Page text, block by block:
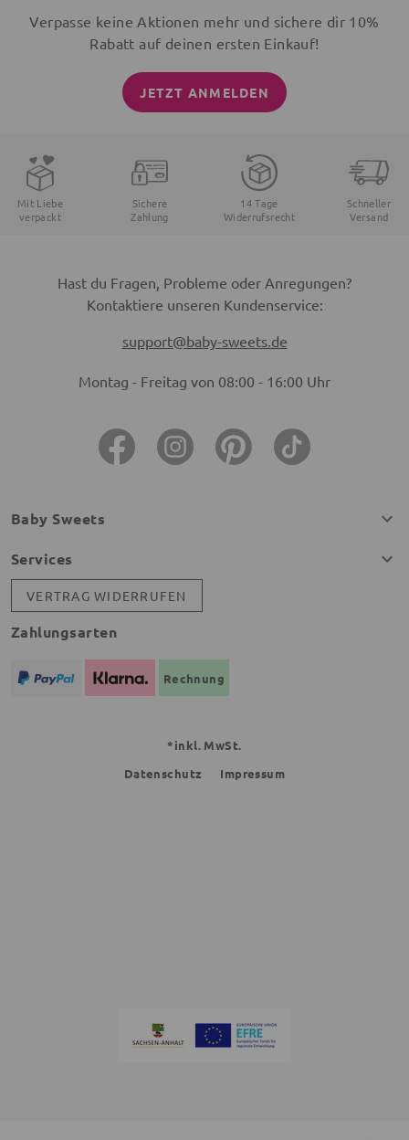
Verpasse keine Aktionen mehr und sichere dir 10%
Rabatt auf deinen ersten Einkauf!
JETZT ANMELDEN
Mit Liebe
verpackt
Sichere
Zahlung
14 Tage
Widerrufsrecht
Schneller
Versand
Hast du Fragen, Probleme oder Anregungen?
Kontaktiere unseren Kundenservice:
support@baby-sweets.de
Montag - Freitag von 08:00 - 16:00 Uhr
Baby Sweets
Services
VERTRAG WIDERRUFEN
Zahlungsarten
Rechnung
*inkl. MwSt.
Datenschutz
Impressum